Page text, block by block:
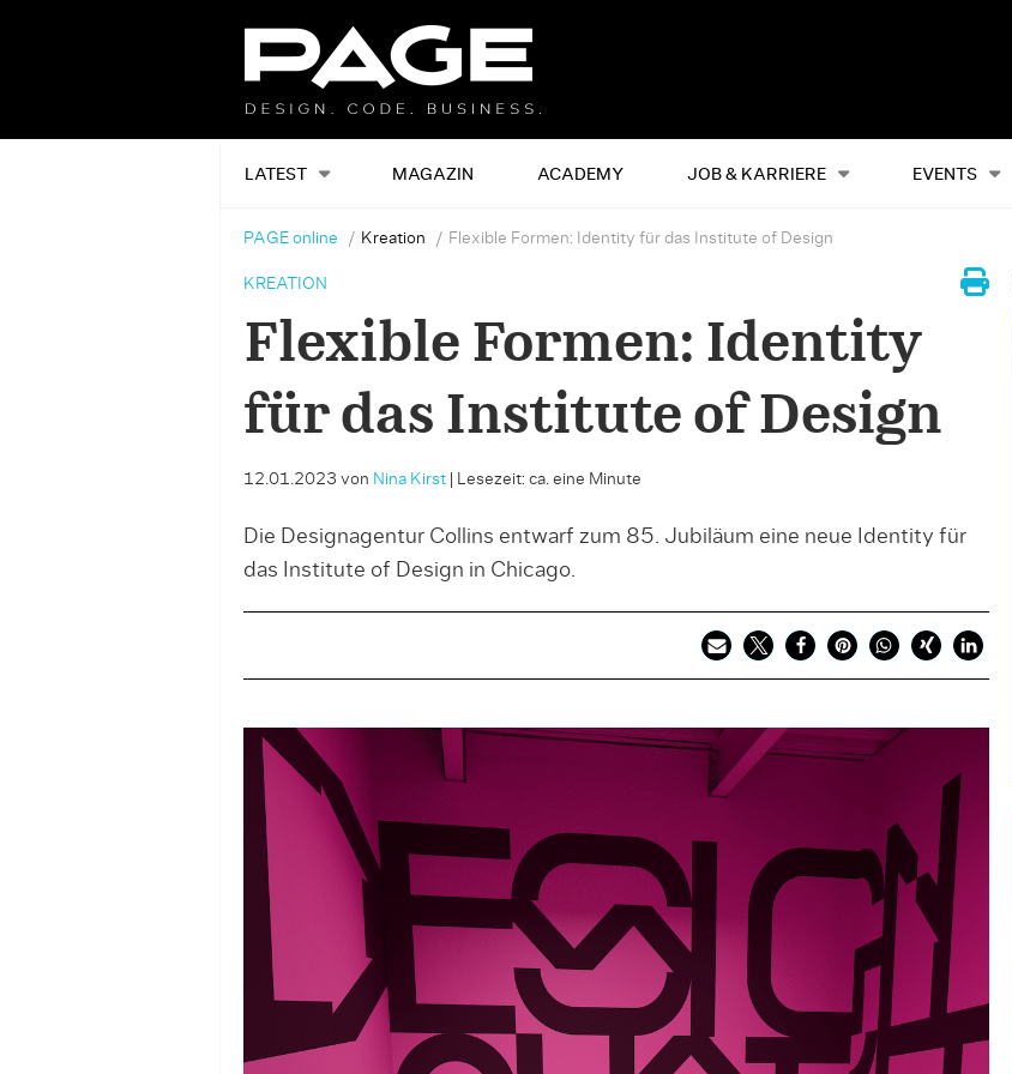
LATEST MAGAZIN ACADEMY JOB & KARRIERE EVENTS
Alles Events
PAGE online Kreation Flexible Formen: Identity für das Institute of Design
KREATION
Flexible Formen: Identity
für das Institute of Design
12.01.2023 von Nina Kirst| Lesezeit: ca. eine Minute
Die Designagentur Collins entwarf zum 85. Jubiläum eine neue Identity für
das Institute of Design in Chicago.